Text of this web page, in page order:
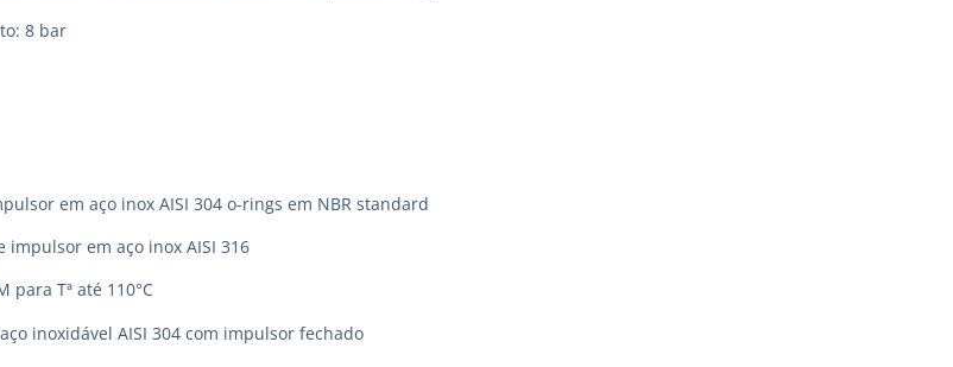
8 bar
em aço inox AISI 304 o-rings em NBR standard
impulsor em aço inox AISI 316
para Tª até 110°C
inoxidável AISI 304 com impulsor fechado